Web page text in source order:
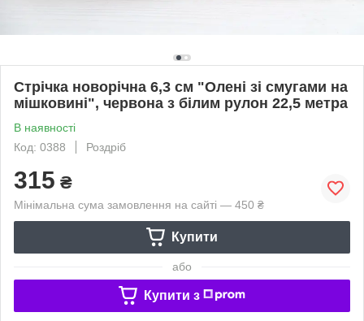
Стрічка новорічна 6,3 см "Олені зі смугами на
мішковині", червона з білим рулон 22,5 метра
В наявності
Код: 0388
Роздріб
315 ₴
Мінімальна сума замовлення на сайті — 450 ₴
Купити
або
Купити з